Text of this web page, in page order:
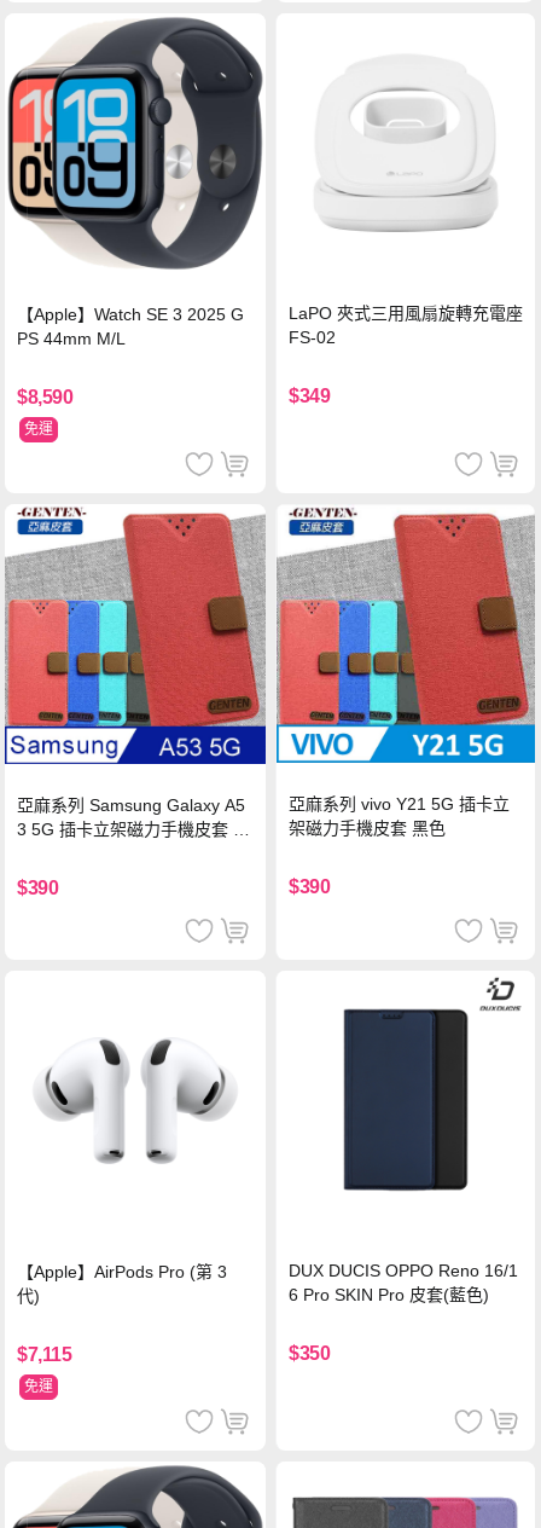
【Apple】Watch SE 3 2025 G
PS 44mm M/L
$8,590
免運
LaPO 夾式三用風扇旋轉充電座
FS-02
$349
亞麻系列 Samsung Galaxy A5
3 5G 插卡立架磁力手機皮套 藍
$390
亞麻系列 vivo Y21 5G 插卡立
架磁力手機皮套 黑色
$390
【Apple】AirPods Pro (第 3
代)
$7,115
免運
DUX DUCIS OPPO Reno 16/1
6 Pro SKIN Pro 皮套(藍色)
$350